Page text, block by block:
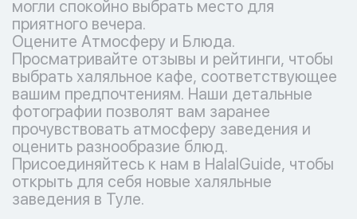
могли спокойно выбрать место для
приятного вечера.
Оцените Атмосферу и Блюда.
Просматривайте отзывы и рейтинги, чтобы
выбрать халяльное кафе, соответствующее
вашим предпочтениям. Наши детальные
фотографии позволят вам заранее
прочувствовать атмосферу заведения и
оценить разнообразие блюд.
Присоединяйтесь к нам в HalalGuide, чтобы
открыть для себя новые халяльные
заведения в Туле.